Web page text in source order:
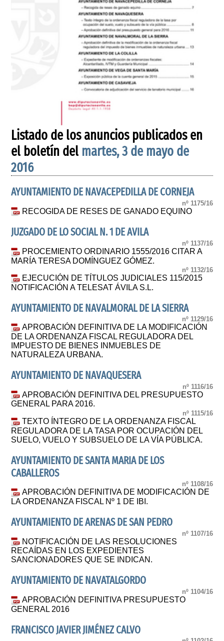
Listado de los anuncios publicados en
el boletín del martes, 3 de mayo de
2016
AYUNTAMIENTO DE NAVACEPEDILLA DE CORNEJA
nº 1175/16
RECOGIDA DE RESES DE GANADO EQUINO
JUZGADO DE LO SOCIAL N. 1 DE AVILA
nº 1137/16
PROCEMIENTO ORDINARIO 1555/2016 CITAR A
MARÍA TERESA DOMÍNGUEZ GÓMEZ.
nº 1132/16
EJECUCIÓN DE TÍTULOS JUDICIALES 115/2015
NOTIFICACIÓN A TELESAT ÁVILA S.L.
AYUNTAMIENTO DE NAVALMORAL DE LA SIERRA
nº 1129/16
APROBACIÓN DEFINITIVA DE LA MODIFICACIÓN
DE LA ORDENANZA FISCAL REGULADORA DEL
IMPUESTO DE BIENES INMUEBLES DE
NATURALEZA URBANA.
AYUNTAMIENTO DE NAVAQUESERA
nº 1116/16
APROBACIÓN DEFINITIVA DEL PRESUPUESTO
GENERAL PARA 2016.
nº 1115/16
TEXTO ÍNTEGRO DE LA ORDENANZA FISCAL
REGULADORA DE LA TASA POR OCUPACIÓN DEL
SUELO, VUELO Y SUBSUELO DE LA VÍA PÚBLICA.
AYUNTAMIENTO DE SANTA MARIA DE LOS
CABALLEROS
nº 1108/16
APROBACIÓN DEFINITIVA DE MODIFICACIÓN DE
LA ORDENANZA FISCAL Nº 1 DE IBI.
AYUNTAMIENTO DE ARENAS DE SAN PEDRO
nº 1107/16
NOTIFICACIÓN DE LAS RESOLUCIONES
RECAÍDAS EN LOS EXPEDIENTES
SANCIONADORES QUE SE INDICAN.
AYUNTAMIENTO DE NAVATALGORDO
nº 1104/16
APROBACIÓN DEFINITIVA PRESUPUESTO
GENERAL 2016
FRANCISCO JAVIER JIMÉNEZ CALVO